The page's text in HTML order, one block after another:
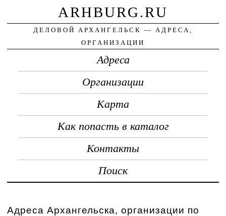
ARHBURG.RU
ДЕЛОВОЙ АРХАНГЕЛЬСК — АДРЕСА,
ОРГАНИЗАЦИИ
Адреса
Организации
Карта
Как попасть в каталог
Контакты
Поиск
Адреса Архангельска, организации по